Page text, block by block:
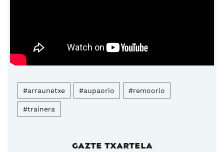
#arraunetxe #aupaorio #remoorio
#trainera
GAZTE TXARTELA